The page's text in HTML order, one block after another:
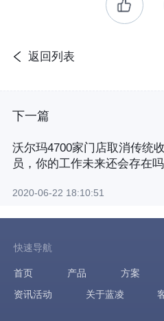
返回列表
下一篇
沃尔玛4700家门店取消传统
员，你的工作未来还会存在吗
2020-06-22 18:10:51
快速导航
首页 产品 方案
资讯活动
关于蓝凌